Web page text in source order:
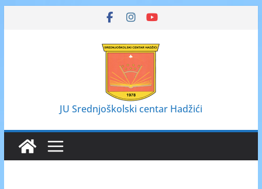
JU Srednjoškolski centar Hadžići